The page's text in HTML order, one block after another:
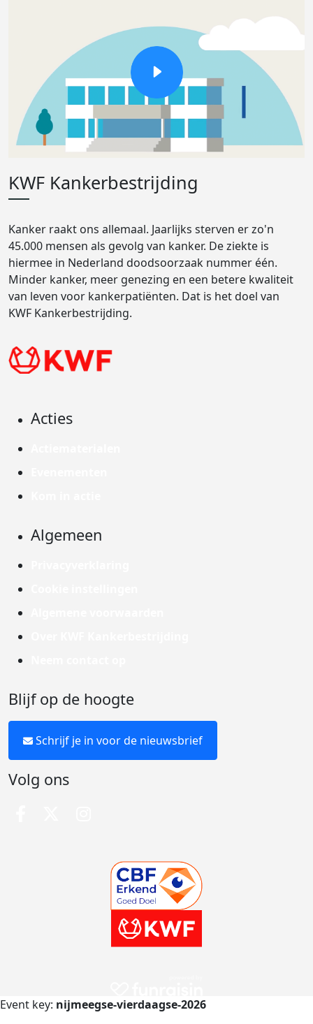
KWF Kankerbestrijding
Kanker raakt ons allemaal. Jaarlijks sterven er zo'n
45.000 mensen als gevolg van kanker. De ziekte is
hiermee in Nederland doodsoorzaak nummer één.
Minder kanker, meer genezing en een betere kwaliteit
van leven voor kankerpatiënten. Dat is het doel van
KWF Kankerbestrijding.
Acties
Algemeen
Blijf op de hoogte
Schrijf je in voor de nieuwsbrief
Volg ons
Event key: nijmeegse-vierdaagse-2026